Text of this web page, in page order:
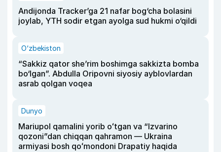
Andijonda Tracker’ga 21 nafar bog‘cha bolasini
joylab, YTH sodir etgan ayolga sud hukmi o‘qildi
O‘zbekiston
“Sakkiz qator she’rim boshimga sakkizta bomba
bo‘lgan”. Abdulla Oripovni siyosiy ayblovlardan
asrab qolgan voqea
Dunyo
Mariupol qamalini yorib oʻtgan va “Izvarino
qozoni”dan chiqqan qahramon — Ukraina
armiyasi bosh qoʻmondoni Drapatiy haqida